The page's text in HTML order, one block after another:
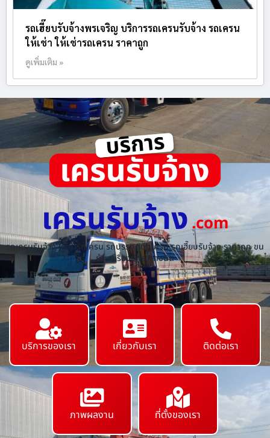
รถเฮี๊ยบรับจ้างพรเจริญ บริการรถเครนรับจ้าง รถเครน
ให้เช่า ให้เช่ารถเครน ราคาถูก
ดูเพิ่มเติม »
เครนรับจ้าง.com
รถเครนรับจ้าง ให้เช่ารถเครน รถบรรทุกติดเครน รถเฮี๊ยบรับจ้าง ราคาถูก ขน
ย้ายเครื่องจักร ทุกชนิด
บริการของเรา เกี่ยวกับเรา ติดต่อเรา
ภาพผลงาน ที่ตั้งของเรา